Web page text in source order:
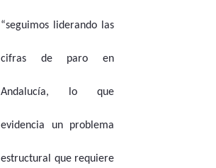
“seguimos liderando las
cifras de paro en
Andalucía, lo que
evidencia un problema
estructural que requiere